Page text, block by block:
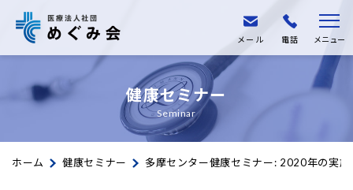
メール 電話 メニュー
健康セミナー
Seminar
ホーム 健康セミナー 多摩センター健康セミナー: 2020年の実施